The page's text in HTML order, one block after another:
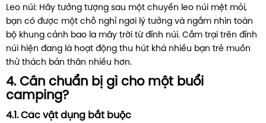
Leo núi: Hãy tưởng tượng sau một chuyến leo núi mệt mỏi,
bạn có được một chỗ nghỉ ngơi lý tưởng và ngắm nhìn toàn
bộ khung cảnh bao la mây trời từ đỉnh núi. Cắm trại trên đỉnh
núi hiện đang là hoạt động thu hút khá nhiều bạn trẻ muốn
thử thách bản thân nhiều hơn.
4. Cần chuẩn bị gì cho một buổi
camping?
4.1. Các vật dụng bắt buộc